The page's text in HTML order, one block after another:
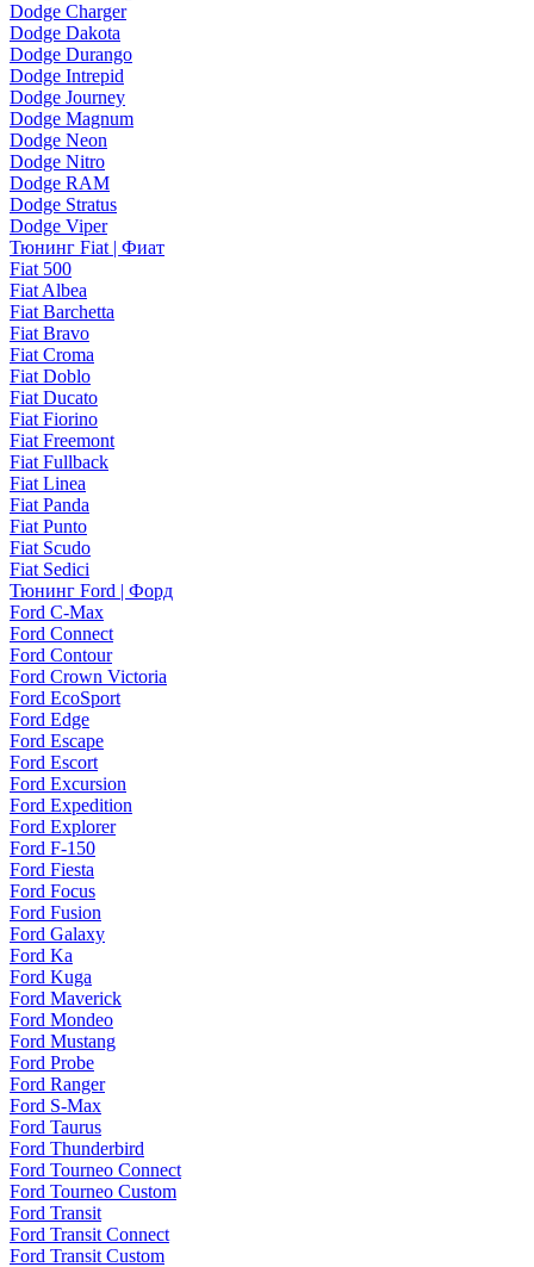
Dodge Charger
Dodge Dakota
Dodge Durango
Dodge Intrepid
Dodge Journey
Dodge Magnum
Dodge Neon
Dodge Nitro
Dodge RAM
Dodge Stratus
Dodge Viper
Тюнинг Fiat | Фиат
Fiat 500
Fiat Albea
Fiat Barchetta
Fiat Bravo
Fiat Croma
Fiat Doblo
Fiat Ducato
Fiat Fiorino
Fiat Freemont
Fiat Fullback
Fiat Linea
Fiat Panda
Fiat Punto
Fiat Scudo
Fiat Sedici
Тюнинг Ford | Форд
Ford C-Max
Ford Connect
Ford Contour
Ford Crown Victoria
Ford EcoSport
Ford Edge
Ford Escape
Ford Escort
Ford Excursion
Ford Expedition
Ford Explorer
Ford F-150
Ford Fiesta
Ford Focus
Ford Fusion
Ford Galaxy
Ford Ka
Ford Kuga
Ford Maverick
Ford Mondeo
Ford Mustang
Ford Probe
Ford Ranger
Ford S-Max
Ford Taurus
Ford Thunderbird
Ford Tourneo Connect
Ford Tourneo Custom
Ford Transit
Ford Transit Connect
Ford Transit Custom